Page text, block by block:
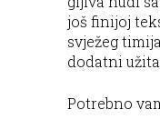
još finijoj
svježeg
dodatni
Potrebno